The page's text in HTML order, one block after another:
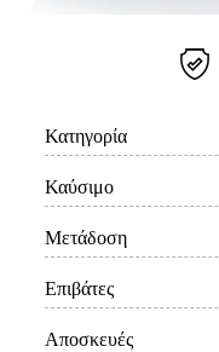
Κατηγορία
Καύσιμο
Μετάδοση
Επιβάτες
Αποσκευές